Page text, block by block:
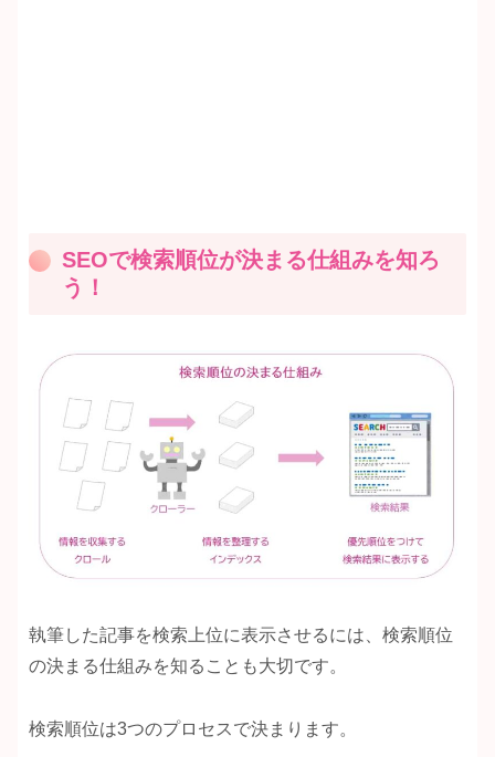
SEOで検索順位が決まる仕組みを知ろ
う！
執筆した記事を検索上位に表示させるには、検索順位
の決まる仕組みを知ることも大切です。
検索順位は3つのプロセスで決まります。